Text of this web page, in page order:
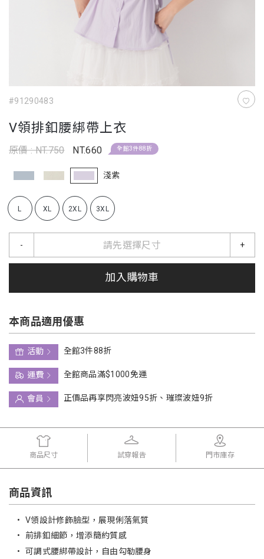
#91290483
V領排釦腰綁帶上衣
原價 : NT.750 NT.660 全館3件88折
淺紫
L XL 2XL 3XL
請先選擇尺寸
- +
加入購物車
本商品適用優惠
活動
全館3件88折
運費
全館商品滿$1000免運
會員
正價品再享閃亮波妞95折、璀璨波妞9折
商品尺寸 試穿報告 門市庫存
商品資訊
• V領設計修飾臉型，展現俐落氣質
• 前排釦細節，增添簡約質感
• 可調式腰綁帶設計，自由勾勒腰身